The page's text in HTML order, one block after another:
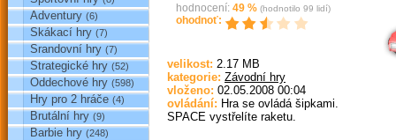
Adventury (6)
Skákací hry (7)
Srandovní hry (7)
Strategické hry (52)
Oddechové hry (598)
Hry pro 2 hráče (4)
Brutální hry (9)
Barbie hry (248)
hodnocení: 49 % (hodnotilo 99 lidí)
ohodnoť:
velikost: 2.17 MB
kategorie: Závodní hry
vloženo: 02.05.2008 00:04
ovládání: Hra se ovládá šipkami.
SPACE vystřelíte raketu.